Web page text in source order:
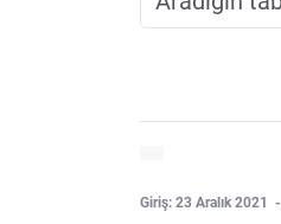
Giriş: 23 Aralık 2021